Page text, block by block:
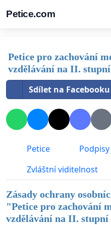
Petice.com
Petice pro zachování
vzdělávání na II.
Sdílet na Facebooku
Petice Podpisy
Zvláštní viditelnost
Zásady ochrany
"Petice pro zachování
vzdělávání na II. stupní